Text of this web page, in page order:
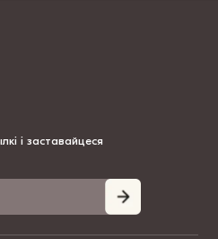
і заставайцеся